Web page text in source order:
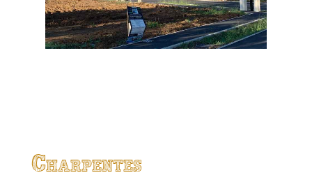
Charpentes